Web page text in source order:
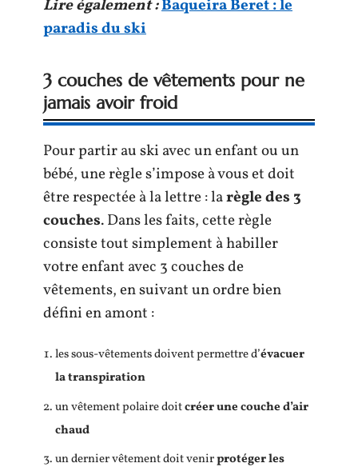
Lire également :Baqueira Beret : le
paradis du ski
3 couches de vêtements pour ne
jamais avoir froid
Pour partir au ski avec un enfant ou un
bébé, une règle s’impose à vous et doit
être respectée à la lettre : larègle des 3
couches. Dans les faits, cette règle
consiste tout simplement à habiller
votre enfant avec 3 couches de
vêtements, en suivant un ordre bien
défini en amont :
les sous-vêtements doivent permettre d’évacuer
la transpiration
un vêtement polaire doitcréer une couche d’air
chaud
un dernier vêtement doit venirprotéger les